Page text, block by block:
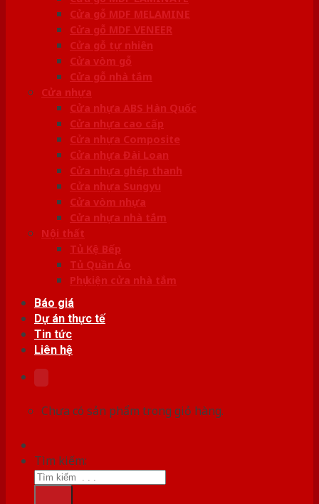
Cửa gỗ MDF MELAMINE
Cửa gỗ MDF VENEER
Cửa gỗ tự nhiên
Cửa vòm gỗ
Cửa gỗ nhà tắm
Cửa nhựa
Cửa nhựa ABS Hàn Quốc
Cửa nhựa cao cấp
Cửa nhựa Composite
Cửa nhựa Đài Loan
Cửa nhựa ghép thanh
Cửa nhựa Sungyu
Cửa vòm nhựa
Cửa nhựa nhà tắm
Nội thất
Tủ Kệ Bếp
Tủ Quần Áo
Phụ kiện cửa nhà tắm
Báo giá
Dự án thực tế
Tin tức
Liên hệ
Chưa có sản phẩm trong giỏ hàng.
Tìm kiếm: